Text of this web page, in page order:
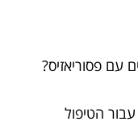
עם פסוריאזיס?
הטיפול